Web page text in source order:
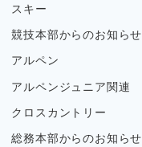
スキー
競技本部からのお知らせ
アルペン
アルペンジュニア関連
クロスカントリー
総務本部からのお知らせ